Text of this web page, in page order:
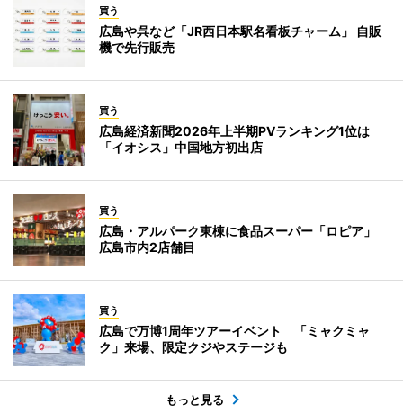
買う
広島や呉など「JR西日本駅名看板チャーム」 自販
機で先行販売
買う
広島経済新聞2026年上半期PVランキング1位は
「イオシス」中国地方初出店
買う
広島・アルパーク東棟に食品スーパー「ロピア」
広島市内2店舗目
買う
広島で万博1周年ツアーイベント 「ミャクミャ
ク」来場、限定クジやステージも
もっと見る